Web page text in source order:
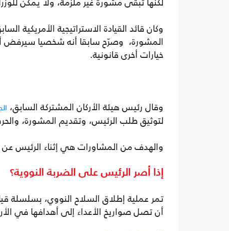
وكان قائد القيادة الاستراتيجية
المشورة، وصرّح سابقا أنه شخصيا سيرفض
خيارات أخرى قانونية.
وقال رئيس هيئة الأركان المشتركة السابق،
لتوثيق طلب الرئيس، وتقديم المشورة،
والهدف من المشاورات هي إثناء الرئيس عن
إذا أصر الرئيس على الضربة النووية؟
أن تصل صواريخ الأعداء إلى أهدافها في